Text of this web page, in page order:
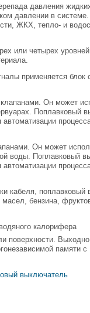
давления
давлении в
ЖКХ, тепло- и
или четырех
применяется блок
Он может
Поплавковый
Он может
воды. Поплавковый
кабеля,
бензина,
поверхности.
памяти
выключатель